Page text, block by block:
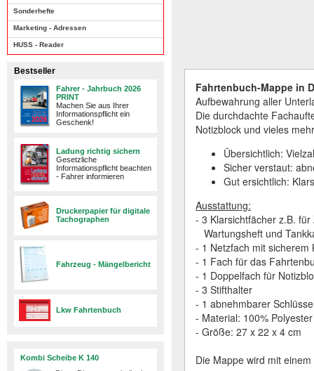
Sonderhefte
Marketing - Adressen
HUSS - Reader
Bestseller
Fahrer - Jahrbuch 2026
PRINT
Machen Sie aus Ihrer
Informationspflicht ein
Geschenk!
Ladung richtig sichern
Gesetzliche
Informationspflicht beachten
- Fahrer informieren
Druckerpapier für digitale
Tachographen
Fahrzeug - Mängelbericht
Lkw Fahrtenbuch
Kombi Scheibe K 140
Fahrtenbuch-Mappe in
Aufbewahrung aller
Die durchdachte
Notizblock und vieles
Übersichtlich:
Sicher verstaut:
Gut ersichtlich:
Ausstattung:
- 3 Klarsichtfächer z.B.
Wartungsheft und
- 1 Netzfach mit sicherem
- 1 Fach für das
- 1 Doppelfach für
- 3 Stifthalter
- 1 abnehmbarer
- Material: 100% Polyester
- Größe: 27 x 22 x 4 cm
Die Mappe wird mit